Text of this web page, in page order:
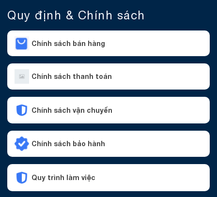
Quy định & Chính sách
Chính sách bán hàng
Chính sách thanh toán
Chính sách vận chuyển
Chính sách bảo hành
Quy trình làm việc